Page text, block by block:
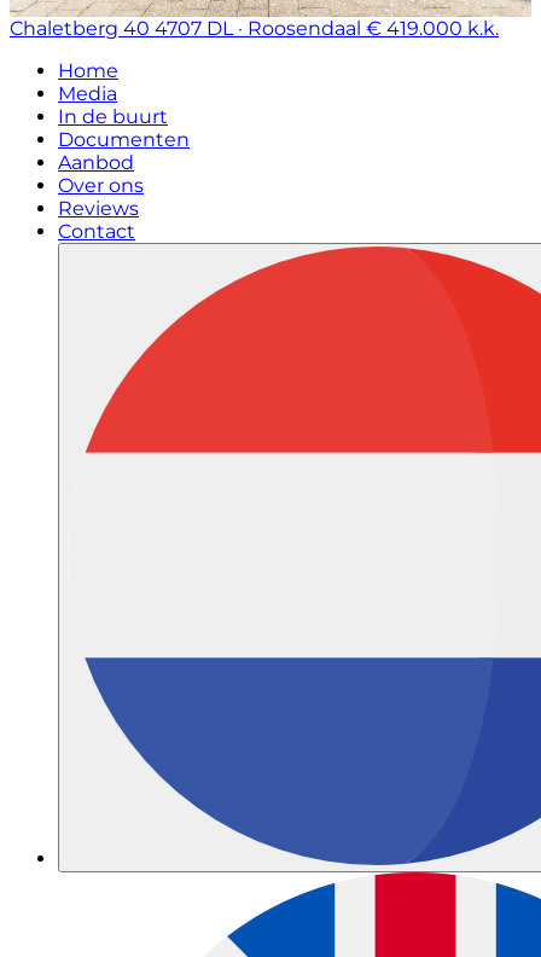
Chaletberg 40 4707 DL · Roosendaal € 419.000 k.k.
Home
Media
In de buurt
Documenten
Aanbod
Over ons
Reviews
Contact